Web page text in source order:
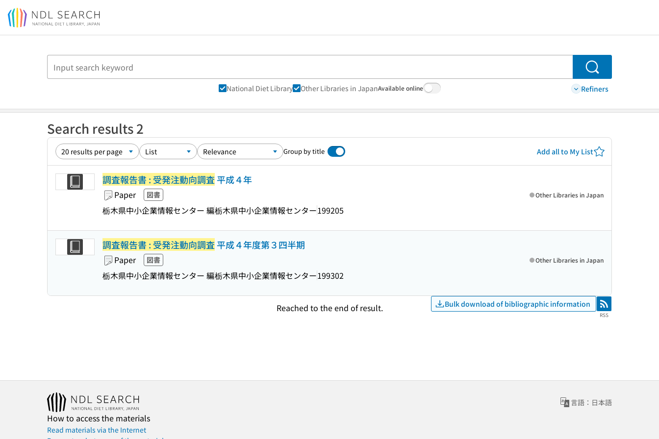
Jump to main content
Search
National Diet Library Other Libraries in JapanAvailable online Refiners
Search results 2
Group by title Add all to My List
調査報告書 : 受発注動向調査平成４年
Paper 図書
栃木県中小企業情報センター 編栃木県中小企業情報センター199205
Other Libraries in Japan
調査報告書 : 受発注動向調査平成４年度第３四半期
Paper 図書
栃木県中小企業情報センター 編栃木県中小企業情報センター199302
Other Libraries in Japan
Reached to the end of result. Bulk download of bibliographic information RSS
RSS
言語：日本語
How to access the materials
Read materials via the Internet